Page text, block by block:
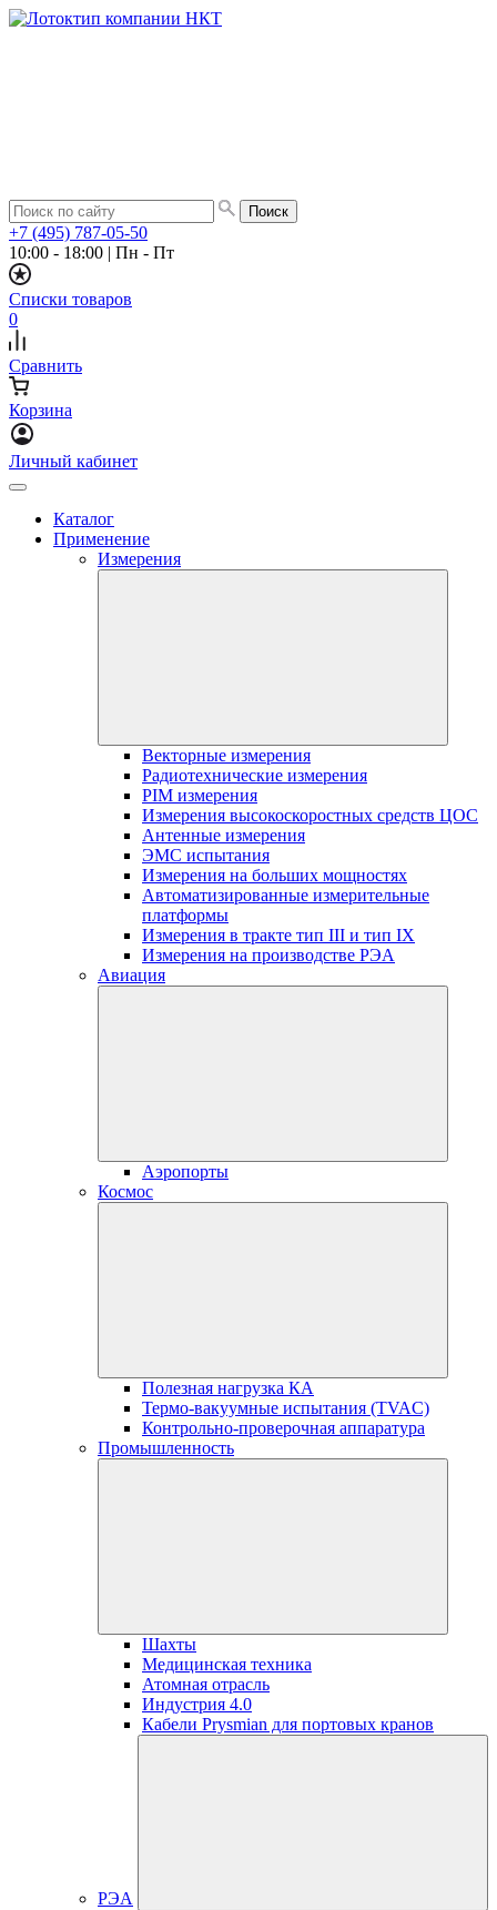
+7 (495) 787-05-50
10:00 - 18:00 | Пн - Пт
Списки товаров
0
Сравнить
Корзина
Личный кабинет
Каталог
Применение
Измерения
Векторные измерения
Радиотехнические измерения
PIM измерения
Измерения высокоскоростных средств ЦОС
Антенные измерения
ЭМС испытания
Измерения на больших мощностях
Автоматизированные измерительные
платформы
Измерения в тракте тип III и тип IX
Измерения на производстве РЭА
Авиация
Аэропорты
Космос
Полезная нагрузка КА
Термо-вакуумные испытания (TVAC)
Контрольно-проверочная аппаратура
Промышленность
Шахты
Медицинская техника
Атомная отрасль
Индустрия 4.0
Кабели Prysmian для портовых кранов
РЭА